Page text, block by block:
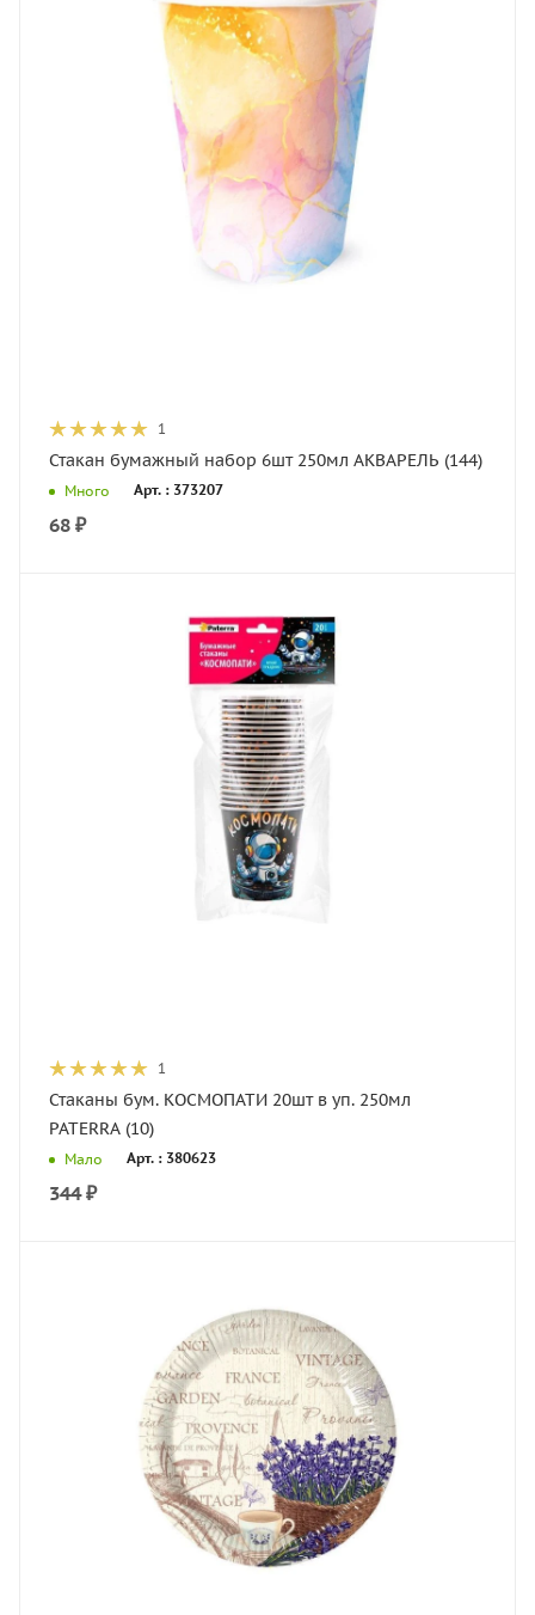
1
Стакан бумажный набор 6шт 250мл АКВАРЕЛЬ (144)
Много Арт. : 373207
68 ₽
1
Стаканы бум. КОСМОПАТИ 20шт в уп. 250мл
PATERRA (10)
Мало Арт. : 380623
344₽